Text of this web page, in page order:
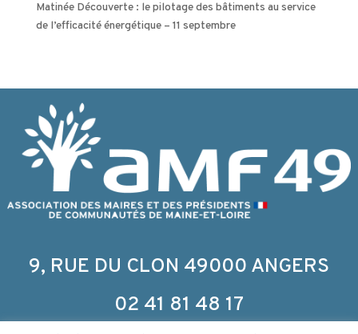
Matinée Découverte : le pilotage des bâtiments au service
de l’efficacité énergétique – 11 septembre
9, RUE DU CLON 49000 ANGERS
02 41 81 48 17